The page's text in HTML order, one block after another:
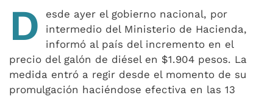
D
esde ayer el gobierno nacional, por
intermedio del Ministerio de Hacienda,
informó al país del incremento en el
precio del galón de diésel en $1.904 pesos. La
medida entró a regir desde el momento de su
promulgación haciéndose efectiva en las 13